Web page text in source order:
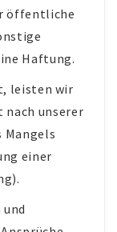
öffentliche
Haftung.
leisten wir
nach unserer
Mangels
einer